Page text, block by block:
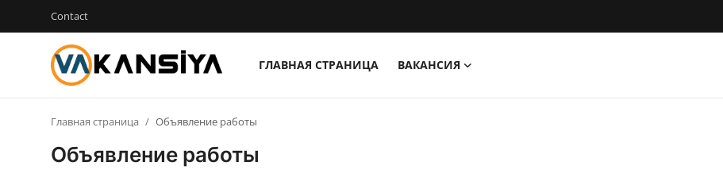
Contact
ГЛАВНАЯ СТРАНИЦА
ВАКАНСИЯ
Login
Главная страница
Вакансия
Главная страница Объявление работы
Объявление работы